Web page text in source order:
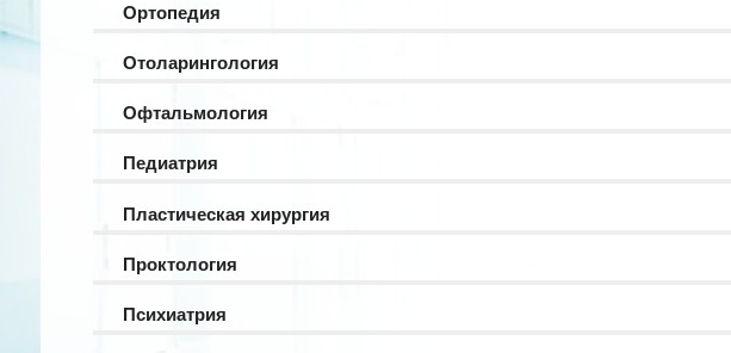
Ортопедия
Отоларингология
Офтальмология
Педиатрия
Пластическая хирургия
Проктология
Психиатрия